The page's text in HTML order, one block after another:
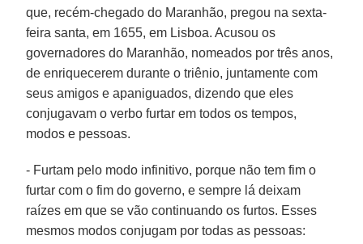
que, recém-chegado do Maranhão, pregou na sexta-
feira santa, em 1655, em Lisboa. Acusou os
governadores do Maranhão, nomeados por três anos,
de enriquecerem durante o triênio, juntamente com
seus amigos e apaniguados, dizendo que eles
conjugavam o verbo furtar em todos os tempos,
modos e pessoas.
- Furtam pelo modo infinitivo, porque não tem fim o
furtar com o fim do governo, e sempre lá deixam
raízes em que se vão continuando os furtos. Esses
mesmos modos conjugam por todas as pessoas: